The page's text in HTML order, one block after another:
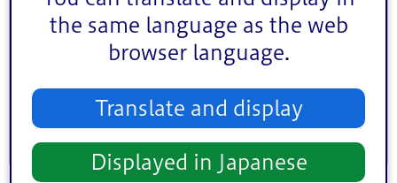
the same language as the web
browser language.
Translate and display
Displayed in Japanese
小岩地区 東部地区 鹿骨地区
キーワード検索